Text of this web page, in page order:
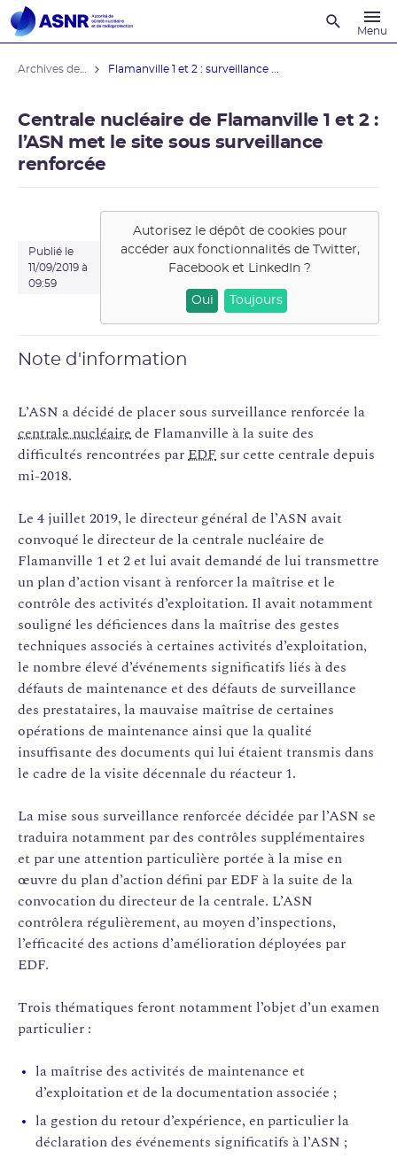
Menu
Flamanville 1 et 2 : surveillance ...
Centrale nucléaire de Flamanville 1 et 2 :
l’ASN met le site sous surveillance
renforcée
Publié le
11/09/2019 à
09:59
Autorisez le dépôt de cookies pour
accéder aux fonctionnalités de Twitter,
Facebook et LinkedIn ?
Oui Toujours
Note d'information
L’ASN a décidé de placer sous surveillance renforcée la
centrale nucléairede Flamanville à la suite des
difficultés rencontrées parEDF sur cette centrale depuis
mi-2018.
Le 4 juillet 2019, le directeur général de l’ASN avait
convoqué le directeur de la centrale nucléaire de
Flamanville 1 et 2 et lui avait demandé de lui transmettre
un plan d’action visant à renforcer la maîtrise et le
contrôle des activités d’exploitation. Il avait notamment
souligné les déficiences dans la maîtrise des gestes
techniques associés à certaines activités d’exploitation,
le nombre élevé d’événements significatifs liés à des
défauts de maintenance et des défauts de surveillance
des prestataires, la mauvaise maîtrise de certaines
opérations de maintenance ainsi que la qualité
insuffisante des documents qui lui étaient transmis dans
le cadre de la visite décennale du réacteur 1.
La mise sous surveillance renforcée décidée par l’ASN se
traduira notamment par des contrôles supplémentaires
et par une attention particulière portée à la mise en
œuvre du plan d’action défini par EDF à la suite de la
convocation du directeur de la centrale. L’ASN
contrôlera régulièrement, au moyen d’inspections,
l’efficacité des actions d’amélioration déployées par
EDF.
Trois thématiques feront notamment l’objet d’un examen
particulier :
la maîtrise des activités de maintenance et
d’exploitation et de la documentation associée ;
la gestion du retour d’expérience, en particulier la
déclaration des événements significatifs à l’ASN ;